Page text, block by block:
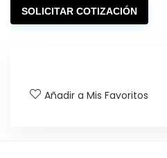
SOLICITAR COTIZACIÓN
Añadir a Mis Favoritos